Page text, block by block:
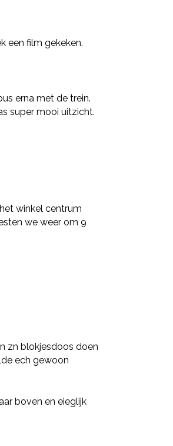
een film gekeken.
erna met de trein.
super mooi uitzicht.
winkel centrum
we weer om 9
zn blokjesdoos doen
ech gewoon
boven en eieglijk